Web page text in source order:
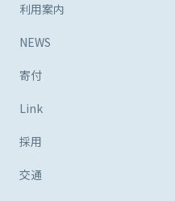
利用案内
NEWS
寄付
Link
採用
交通